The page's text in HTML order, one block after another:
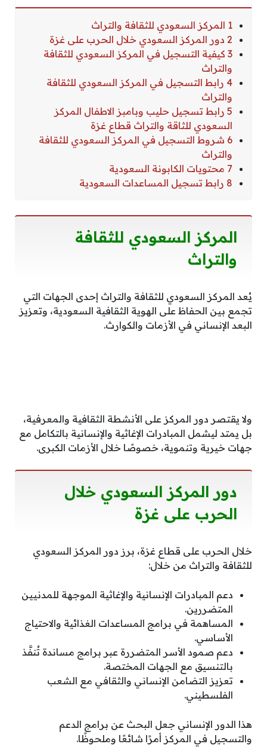
1 المركز السعودي للثقافة والتراث
2 دور المركز السعودي خلال الحرب على غزة
3 كيفية التسجيل في المركز السعودي للثقافة
والتراث
4 رابط التسجيل في المركز السعودي للثقافة
والتراث
5 رابط تسجيل حليب وبامبز الاطفال المركز
السعودي للثاقة والتراث قطاع غزة
6 شروط التسجيل في المركز السعودي للثقافة
والتراث
7 محتويات الكابونة السعودية
8 رابط تسجيل المساعدات السعودية
المركز السعودي للثقافة
والتراث
يُعد المركز السعودي للثقافة والتراث إحدى الجهات التي
تجمع بين الحفاظ على الهوية الثقافية السعودية، وتعزيز
البعد الإنساني في الأزمات والكوارث.
ولا يقتصر دور المركز على الأنشطة الثقافية والمعرفية،
بل يمتد ليشمل المبادرات الإغاثية والإنسانية بالتكامل مع
جهات خيرية وتنموية، خصوصًا خلال الأزمات الكبرى.
دور المركز السعودي خلال
الحرب على غزة
خلال الحرب على قطاع غزة، برز دور المركز السعودي
للثقافة والتراث من خلال:
دعم المبادرات الإنسانية والإغاثية الموجهة للمدنيين
المتضررين.
المساهمة في برامج المساعدات الغذائية والاحتياج
الأساسي.
دعم صمود الأسر المتضررة عبر برامج مساندة تُنفَّذ
بالتنسيق مع الجهات المختصة.
تعزيز التضامن الإنساني والثقافي مع الشعب
الفلسطيني.
هذا الدور الإنساني جعل البحث عن برامج الدعم
والتسجيل في المركز أمرًا شائعًا وملحوظًا.